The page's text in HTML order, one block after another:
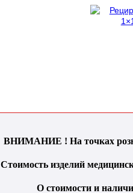
ВНИМАНИЕ ! На точках
Стоимость изделий
О стоимости и